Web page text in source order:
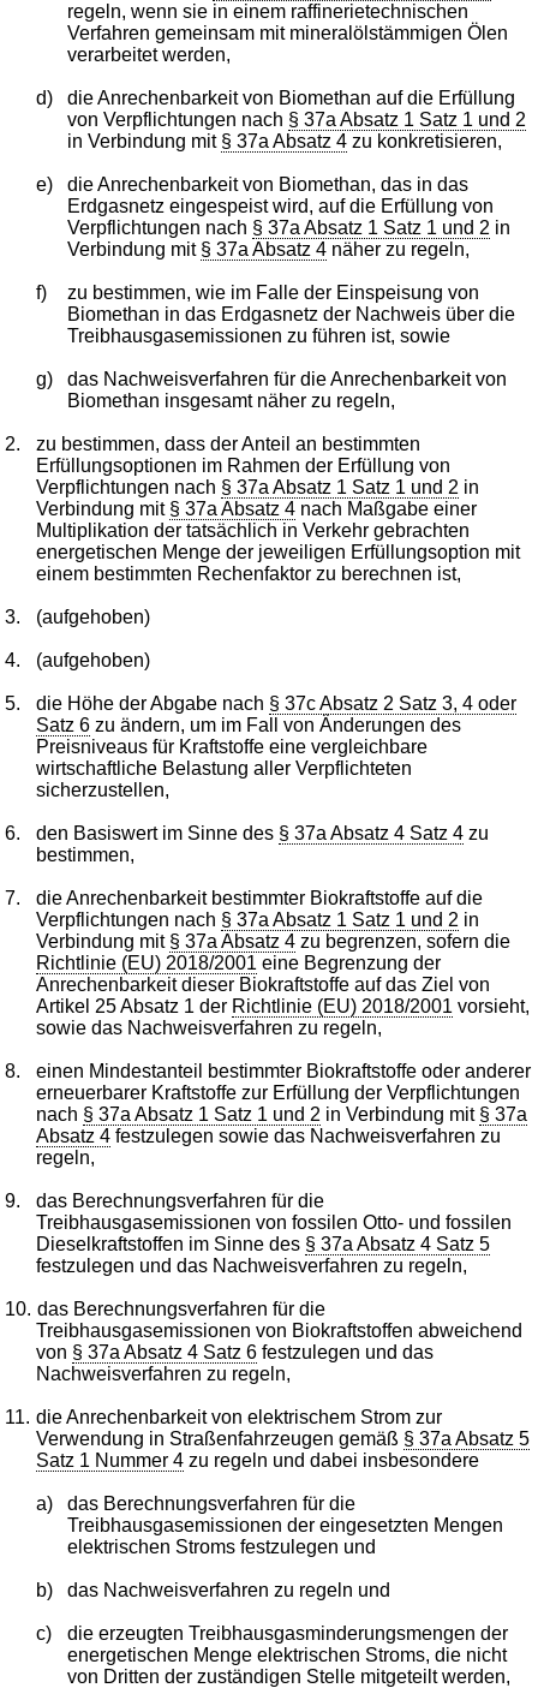
regeln, wenn sie in einem raffinerietechnischen
Verfahren gemeinsam mit mineralölstämmigen Ölen
verarbeitet werden,
d)
die Anrechenbarkeit von Biomethan auf die Erfüllung
von Verpflichtungen nach § 37a Absatz 1 Satz 1 und 2
in Verbindung mit § 37a Absatz 4zu konkretisieren,
e)
die Anrechenbarkeit von Biomethan, das in das
Erdgasnetz eingespeist wird, auf die Erfüllung von
Verpflichtungen nach § 37a Absatz 1 Satz 1 und 2 in
Verbindung mit § 37a Absatz 4näher zu regeln,
f)
zu bestimmen, wie im Falle der Einspeisung von
Biomethan in das Erdgasnetz der Nachweis über die
Treibhausgasemissionen zu führen ist, sowie
g)
das Nachweisverfahren für die Anrechenbarkeit von
Biomethan insgesamt näher zu regeln,
2.
zu bestimmen, dass der Anteil an bestimmten
Erfüllungsoptionen im Rahmen der Erfüllung von
Verpflichtungen nach § 37a Absatz 1 Satz 1 und 2 in
Verbindung mit § 37a Absatz 4 nach Maßgabe einer
Multiplikation der tatsächlich in Verkehr gebrachten
energetischen Menge der jeweiligen Erfüllungsoption mit
einem bestimmten Rechenfaktor zu berechnen ist,
3. (aufgehoben)
4. (aufgehoben)
5. die Höhe der Abgabe nach § 37c Absatz 2 Satz 3, 4 oder
Satz 6 zu ändern, um im Fall von Änderungen des
Preisniveaus für Kraftstoffe eine vergleichbare
wirtschaftliche Belastung aller Verpflichteten
sicherzustellen,
6. den Basiswert im Sinne des § 37a Absatz 4 Satz 4 zu
bestimmen,
7.
die Anrechenbarkeit bestimmter Biokraftstoffe auf die
Verpflichtungen nach § 37a Absatz 1 Satz 1 und 2 in
Verbindung mit § 37a Absatz 4 zu begrenzen, sofern die
Richtlinie (EU) 2018/2001 eine Begrenzung der
Anrechenbarkeit dieser Biokraftstoffe auf das Ziel von
Artikel 25 Absatz 1 der Richtlinie (EU) 2018/2001 vorsieht,
sowie das Nachweisverfahren zu regeln,
8.
einen Mindestanteil bestimmter Biokraftstoffe oder anderer
erneuerbarer Kraftstoffe zur Erfüllung der Verpflichtungen
nach § 37a Absatz 1 Satz 1 und 2 in Verbindung mit § 37a
Absatz 4 festzulegen sowie das Nachweisverfahren zu
regeln,
9.
das Berechnungsverfahren für die
Treibhausgasemissionen von fossilen Otto- und fossilen
Dieselkraftstoffen im Sinne des § 37a Absatz 4 Satz 5
festzulegen und das Nachweisverfahren zu regeln,
10. das Berechnungsverfahren für die
Treibhausgasemissionen von Biokraftstoffen abweichend
von § 37a Absatz 4 Satz 6 festzulegen und das
Nachweisverfahren zu regeln,
11. die Anrechenbarkeit von elektrischem Strom zur
Verwendung in Straßenfahrzeugen gemäß § 37a Absatz 5
Satz 1 Nummer 4 zu regeln und dabei insbesondere
a)
das Berechnungsverfahren für die
Treibhausgasemissionen der eingesetzten Mengen
elektrischen Stroms festzulegen und
b) das Nachweisverfahren zu regeln und
c)
die erzeugten Treibhausgasminderungsmengen der
energetischen Menge elektrischen Stroms, die nicht
von Dritten der zuständigen Stelle mitgeteilt werden,